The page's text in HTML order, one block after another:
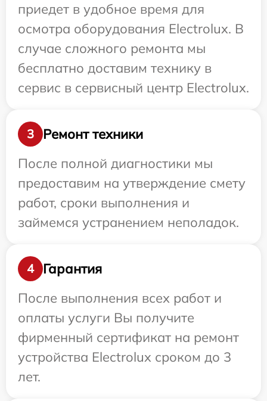
приедет в удобное время для
осмотра оборудования Electrolux. В
случае сложного ремонта мы
бесплатно доставим технику в
сервис в сервисный центр Electrolux.
3
Ремонт техники
После полной диагностики мы
предоставим на утверждение смету
работ, сроки выполнения и
займемся устранением неполадок.
4
Гарантия
После выполнения всех работ и
оплаты услуги Вы получите
фирменный сертификат на ремонт
устройства Electrolux сроком до 3
лет.